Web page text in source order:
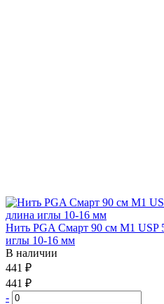
Нить PGA Смарт 90 см М1 USP
иглы 10-16 мм
В наличии
441 ₽
441 ₽
-